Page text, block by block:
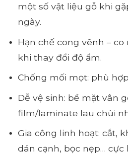
một số vật liệu gỗ khi
ngày.
Hạn chế cong vênh –
khi thay đổi độ ẩm.
Chống mối mọt: phù
Dễ vệ sinh: bề mặt vân
film/laminate lau chùi
Gia công linh hoạt: cắt,
dán cạnh, bọc nẹp…